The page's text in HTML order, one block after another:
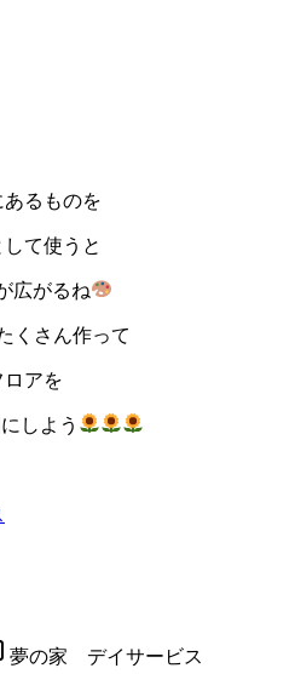
あるものを
て使うと
広がるね
くさん作って
ロアを
しよう
夢の家 デイサービス